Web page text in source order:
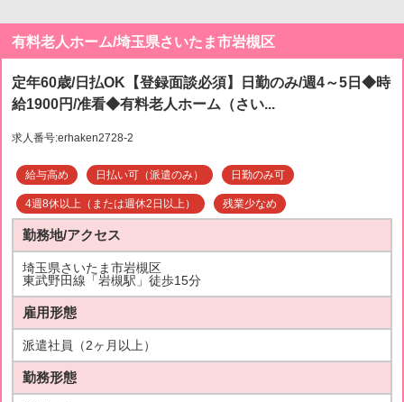
有料老人ホーム/埼玉県さいたま市岩槻区
定年60歳/日払OK【登録面談必須】日勤のみ/週4～5日◆時
給1900円/准看◆有料老人ホーム（さい...
求人番号:erhaken2728-2
給与高め 日払い可（派遣のみ） 日勤のみ可
4週8休以上（または週休2日以上） 残業少なめ
勤務地/アクセス
埼玉県さいたま市岩槻区
東武野田線「岩槻駅」徒歩15分
雇用形態
派遣社員（2ヶ月以上）
勤務形態